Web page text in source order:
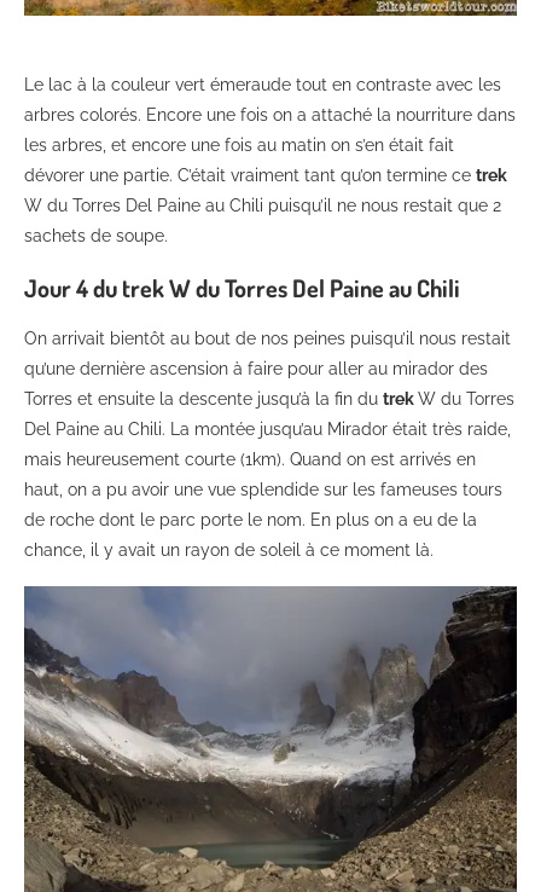
Le lac à la couleur vert émeraude tout en contraste avec les
arbres colorés. Encore une fois on a attaché la nourriture dans
les arbres, et encore une fois au matin on s’en était fait
dévorer une partie. C’était vraiment tant qu’on termine ce trek
W du Torres Del Paine au Chili puisqu’il ne nous restait que 2
sachets de soupe.
Jour 4 du trek W du Torres Del Paine au Chili
On arrivait bientôt au bout de nos peines puisqu’il nous restait
qu’une dernière ascension à faire pour aller au mirador des
Torres et ensuite la descente jusqu’à la fin du trekW du Torres
Del Paine au Chili. La montée jusqu’au Mirador était très raide,
mais heureusement courte (1km). Quand on est arrivés en
haut, on a pu avoir une vue splendide sur les fameuses tours
de roche dont le parc porte le nom. En plus on a eu de la
chance, il y avait un rayon de soleil à ce moment là.